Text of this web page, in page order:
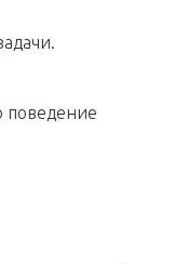
поведение